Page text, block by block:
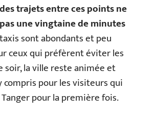
trajets entre ces points ne
une vingtaine de minutes
sont abondants et peu
ceux qui préfèrent éviter les
soir, la ville reste animée et
compris pour les visiteurs qui
pour la première fois.